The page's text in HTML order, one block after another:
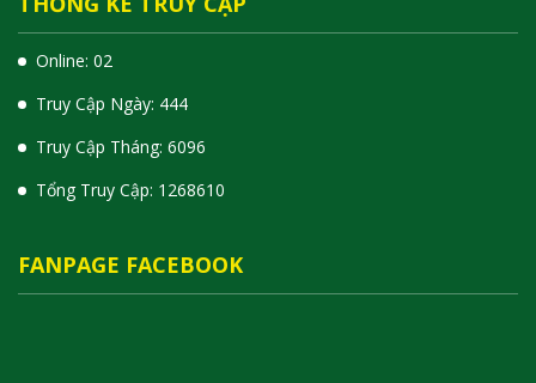
Online: 02
Truy Cập Ngày: 444
Truy Cập Tháng: 6096
Tổng Truy Cập: 1 268610
FANPAGE FACEBOOK